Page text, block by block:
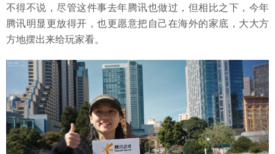
不得不说，尽管这件事去年腾讯也做过，但相比之下，今年
腾讯明显更放得开，也更愿意把自己在海外的家底，大大方
方地摆出来给玩家看。